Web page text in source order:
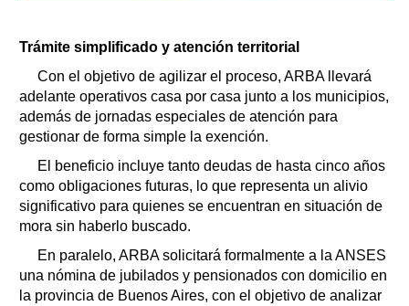
Trámite simplificado y atención territorial
Con el objetivo de agilizar el proceso, ARBA llevará
adelante operativos casa por casa junto a los municipios,
además de jornadas especiales de atención para
gestionar de forma simple la exención.
El beneficio incluye tanto deudas de hasta cinco años
como obligaciones futuras, lo que representa un alivio
significativo para quienes se encuentran en situación de
mora sin haberlo buscado.
En paralelo, ARBA solicitará formalmente a la ANSES
una nómina de jubilados y pensionados con domicilio en
la provincia de Buenos Aires, con el objetivo de analizar